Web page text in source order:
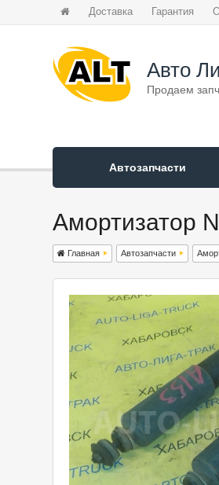
Доставка Гарантия
Авто
Продаем
Автозапчасти
Амортизатор
Главная Автозапчасти